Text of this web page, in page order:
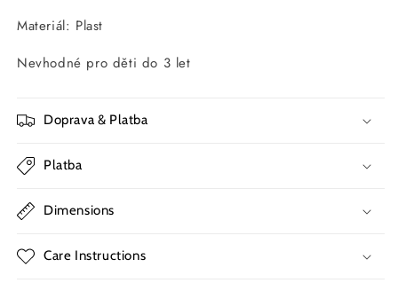
Materiál: Plast
Nevhodné pro děti do 3 let
Doprava & Platba
Platba
Dimensions
Care Instructions